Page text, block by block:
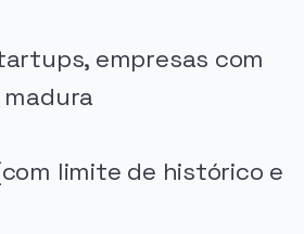
empresas com
limite de histórico e